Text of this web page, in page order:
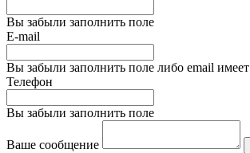
Вы забыли заполнить поле
E-mail
Вы забыли заполнить поле либо email
Телефон
Вы забыли заполнить поле
Ваше сообщение